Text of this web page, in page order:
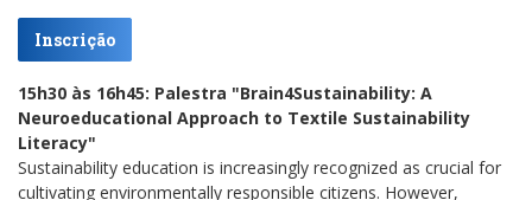
Inscrição
15h30 às 16h45: Palestra "Brain4Sustainability: A
Neuroeducational Approach to Textile Sustainability
Literacy"
Sustainability education is increasingly recognized as crucial for
cultivating environmentally responsible citizens. However,